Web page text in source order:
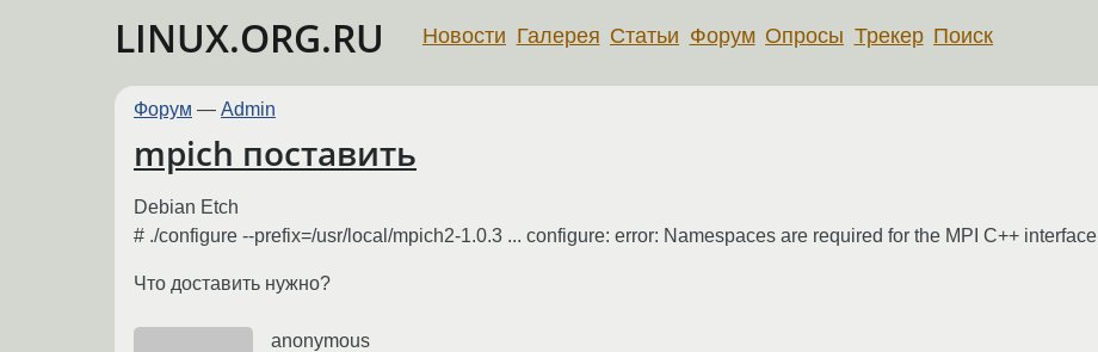
LINUX.ORG.RU Новости Галерея Статьи Форум Опросы Трекер Поиск
Форум — Admin
mpich поставить
Debian Etch
# ./configure --prefix=/usr/local/mpich2-1.0.3 ... configure: error: Namespaces are required for the MPI C++ interface
Что доставить нужно?
anonymous